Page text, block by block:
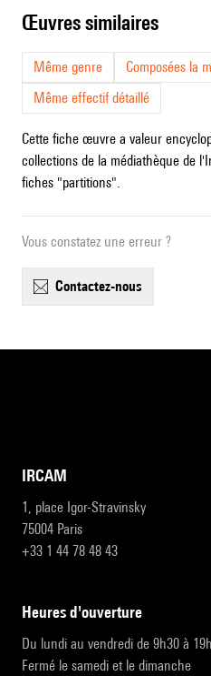
œuvres similaires
Même genre
Composées la
Même effectif détaillé
Cette fiche œuvre a valeur
collections de la médiathèque de
fiches "partitions".
Vous constatez une erreur ?
contactez-nous
IRCAM
1, place Igor-Stravinsky
75004 Paris
+33 1 44 78 48 43
heures d'ouverture
Du lundi au vendredi de 9h30 à 19h
Fermé le samedi et le dimanche